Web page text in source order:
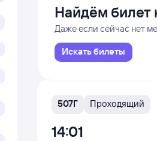
Найдём билет
Даже если сейчас нет
Искать билеты
507Г Проходящий
14:01